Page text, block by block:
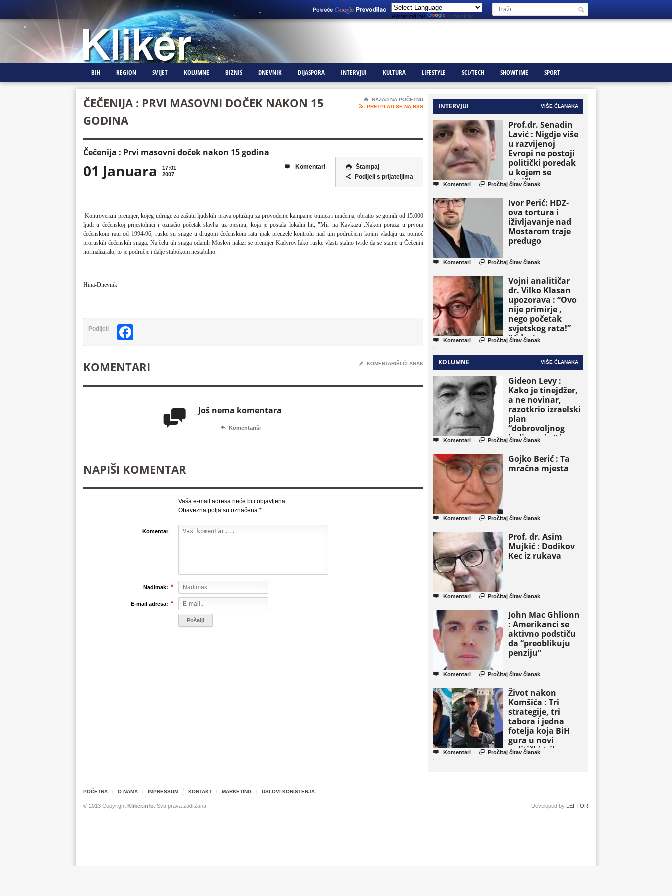
Powered by Translate
BIH REGION SVIJET KOLUMNE BIZNIS DNEVNIK DIJASPORA INTERVJUI KULTURA LIFESTYLE SCI/TECH SHOWTIME SPORT
ČEČENIJA : PRVI MASOVNI DOČEK NAKON 15
GODINA
⌂
NAZAD NA POČETNU

PRETPLATI SE NA RSS
Čečenija : Prvi masovni doček nakon 15 godina
01 Januara
17:01
2007
 Štampaj
 Podijeli s prijateljima
 Komentari
Kontroverzni premijer, kojeg udruge za zaštitu ljudskih prava optužuju za provođenje kampanje otmica i mučenja, obratio se gomili od 15.000
ljudi u čečenskoj prijestolnici i označio početak slavlja uz pjesmu, koja je postala lokalni hit, "Mir na Kavkazu".Nakon poraza u prvom
čečenskom ratu od 1994-96, ruske su snage u drugom čečenskom ratu ipak preuzele kontrolu nad tim područjem kojim vladaju uz pomoć
proruskih čečenskih snaga. Na čelu tih snaga odanih Moskvi nalazi se premijer Kadyrov.Iako ruske vlasti stalno tvrde da se stanje u Čečeniji
normaliziralo, to je područje i dalje stubokom nestabilno.
Hina-Dnevnik
Podijeli
KOMENTARI ✎ KOMENTARIŠI ČLANAK
 Još nema komentara
 Komentariši
NAPIŠI KOMENTAR
Vaša e-mail adresa neće biti objavljena.
Obavezna polja su označena *
Komentar
Nadimak: *
E-mail adresa: *
INTERVJUI VIŠE ČLANAKA
Prof.dr. Senadin
Lavić : Nigdje više
u razvijenoj
Evropi ne postoji
politički poredak
u kojem se
etničke grupe
pojavljuju kao
osnovne političke
jedinice
 Komentari  Pročitaj čitav članak
Ivor Perić: HDZ-
ova tortura i
iživljavanje nad
Mostarom traje
predugo
 Komentari  Pročitaj čitav članak
Vojni analitičar
dr. Vilko Klasan
upozorava : “Ovo
nije primirje ,
nego početak
svjetskog rata!”
(Video)
 Komentari  Pročitaj čitav članak
KOLUMNE VIŠE ČLANAKA
Gideon Levy :
Kako je tinejdžer,
a ne novinar,
razotkrio izraelski
plan
“dobrovoljnog
iseljavanja ” iz
Gaze
 Komentari  Pročitaj čitav članak
Gojko Berić : Ta
mračna mjesta
 Komentari  Pročitaj čitav članak
Prof. dr. Asim
Mujkić : Dodikov
Kec iz rukava
 Komentari  Pročitaj čitav članak
John Mac Ghlionn
: Amerikanci se
aktivno podstiču
da “preoblikuju
penziju”
 Komentari  Pročitaj čitav članak
Život nakon
Komšića : Tri
strategije, tri
tabora i jedna
fotelja koja BiH
gura u novi
politički triler
 Komentari  Pročitaj čitav članak
POČETNA O NAMA IMPRESSUM KONTAKT MARKETING USLOVI KORIŠTENJA
© 2013 Copyright Kliker.info. Sva prava zadržana. Developed by LEFTOR